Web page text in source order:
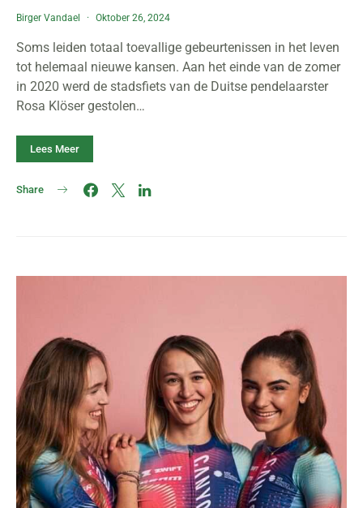
Birger Vandael Oktober 26, 2024
Soms leiden totaal toevallige gebeurtenissen in het leven
tot helemaal nieuwe kansen. Aan het einde van de zomer
in 2020 werd de stadsfiets van de Duitse pendelaarster
Rosa Klöser gestolen…
Lees Meer
Share